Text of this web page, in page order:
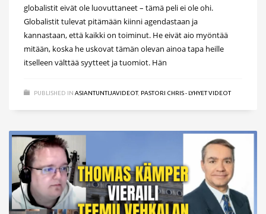
globalistit eivät ole luovuttaneet – tämä peli ei ole ohi.
Globalistit tulevat pitämään kiinni agendastaan ja
kannastaan, että kaikki on toiminut. He eivät aio myöntää
mitään, koska he uskovat tämän olevan ainoa tapa heille
itselleen välttää syytteet ja tuomiot. Hän
PUBLISHED IN ASIANTUNTIJAVIDEOT, PASTORI CHRIS - LYHYET VIDEOT